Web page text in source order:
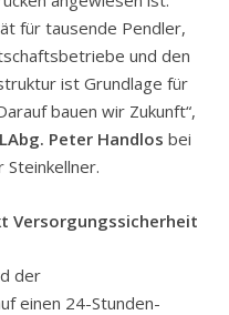
für tausende Pendler,
und den
ist Grundlage für
bauen wir Zukunft“,
LAbg. Peter Handlosbei
Steinkellner.
Versorgungssicherheit
der
einen 24-Stunden-